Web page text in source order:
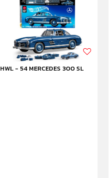
HWL - 54 MERCEDES 300 SL